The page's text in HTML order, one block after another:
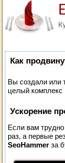
Как
Вы создали или
целый комплекс
Ускорение
Если вам
раз, а первые
SeoHammer за